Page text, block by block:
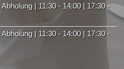
| 11:30 - 14:00 | 17:30 -
| 11:30 - 14:00 | 17:30 -